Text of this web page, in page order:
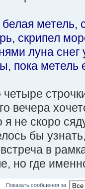
метель,
скрипел
луна снег
пока метель
четыре
вечера
я не скоро
бы
в
но где
Показать сообщения за: